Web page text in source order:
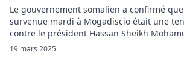
Le gouvernement somalien a confirmé que
survenue mardi à Mogadiscio était une
contre le président Hassan Sheikh
groupe terroriste Al-Shabaab. D’après le
19 mars 2025